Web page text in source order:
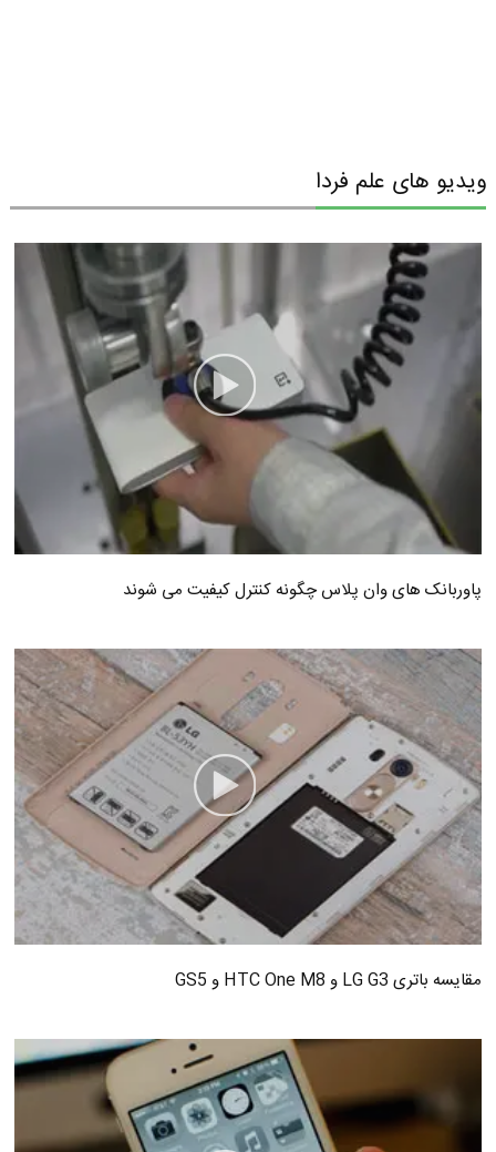
ویدیو های علم فردا
پاوربانک های وان پلاس چگونه کنترل کیفیت می شوند
مقایسه باتری LG G3 و HTC One M8 و GS5